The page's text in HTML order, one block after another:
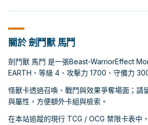
關於 劍鬥獸 馬鬥
劍鬥獸 馬鬥 是一張Beast-WarriorEffect
EARTH、等級 4、攻擊力 1700、守備力
怪獸卡透過召喚、戰鬥與效果爭奪場面；請
與屬性，方便額外卡組與檢索。
在本站追蹤的現行 TCG / OCG 禁限卡表中